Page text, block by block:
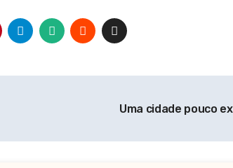
Uma cidade pouco